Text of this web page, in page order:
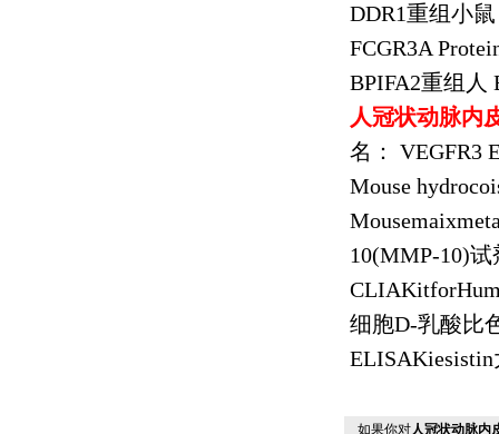
DDR1重组小鼠
FCGR3A
BPIFA2重组人
人冠状动脉内
名： VEGFR3
Mouse
10(MMP-10)试
细胞D-乳酸比
ELISAKiesistin
如果你对人冠状动脉内